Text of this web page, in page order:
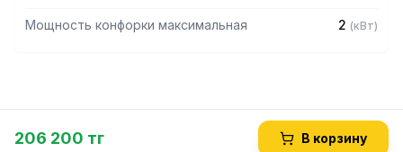
Мощность конфорки максимальная 2 (кВт)
206 200 тг В корзину